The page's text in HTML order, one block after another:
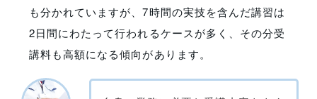
も分かれていますが、7時間の実技を含んだ講習は
2日間にわたって行われるケースが多く、その分受
講料も高額になる傾向があります。